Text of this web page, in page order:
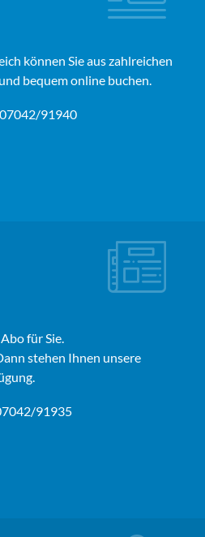
können Sie aus zahlreichen
bequem online buchen.
07042/91940
für Sie.
stehen Ihnen unsere
91935